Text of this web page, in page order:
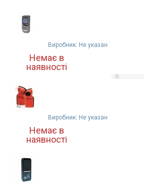
Виробник: Не указан
Немає в
наявності
Виробник: Не указан
Немає в
наявності